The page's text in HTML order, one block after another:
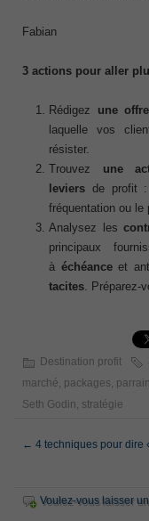
Fabian
3 actions pour aller
Rédigez une
laquelle vos
résister.
Trouvez une
leviers de profit :
fréquentation ou le
Analysez les
principaux
à échéanceet
tacites . Préparez-
Destination profit
marché packages
Seth Godin stratégie
← 4 techniques pour dire
Voulez-vous laisser